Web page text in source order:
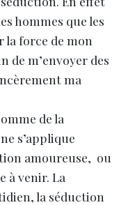
hommes que les
la force de mon
de m’envoyer des
ma
de la
s’applique
amoureuse, ou
à venir. La
la séduction